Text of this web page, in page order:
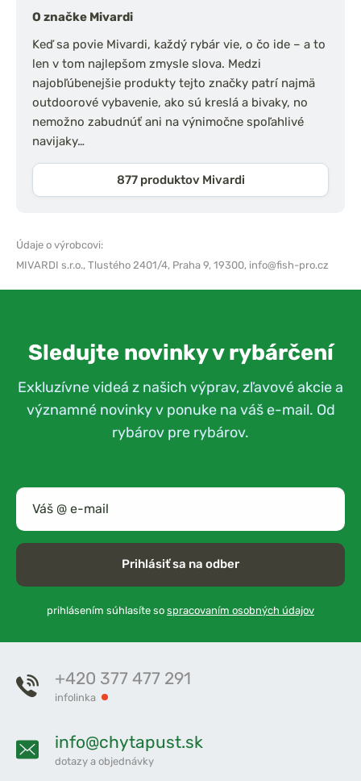
O značke Mivardi
Keď sa povie Mivardi, každý rybár vie, o čo ide – a to
len v tom najlepšom zmysle slova. Medzi
najobľúbenejšie produkty tejto značky patrí najmä
outdoorové vybavenie, ako sú kreslá a bivaky, no
nemožno zabudnúť ani na výnimočne spoľahlivé
navijaky…
877 produktov Mivardi
Údaje o výrobcovi:
MIVARDI s.r.o., Tlustého 2401/4, Praha 9, 19300, info@fish-pro.cz
Sledujte novinky v rybárčení
Exkluzívne videá z našich výprav, zľavové akcie a
významné novinky v ponuke na váš e-mail. Od
rybárov pre rybárov.
Prihlásiť sa na odber
prihlásením súhlasíte so spracovaním osobných údajov
+420 377 477 291
infolinka
info@chytapust.sk
dotazy a objednávky